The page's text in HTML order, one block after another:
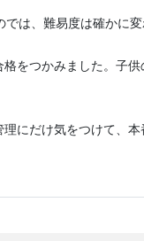
は、難易度は確かに変
をつかみました。子
にだけ気をつけて、本